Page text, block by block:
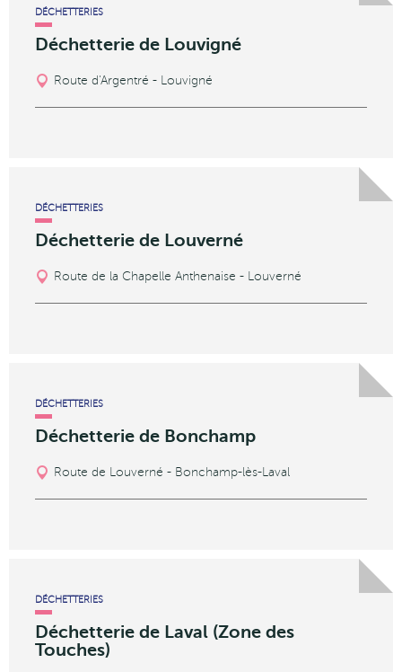
DÉCHETTERIES
Déchetterie de Louvigné
Route d'Argentré - Louvigné
DÉCHETTERIES
Déchetterie de Louverné
Route de la Chapelle Anthenaise - Louverné
DÉCHETTERIES
Déchetterie de Bonchamp
Route de Louverné - Bonchamp-lès-Laval
DÉCHETTERIES
Déchetterie de Laval (Zone des
Touches)